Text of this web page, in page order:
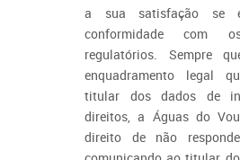
a sua satisfação se
conformidade com
regulatórios. Sempre
enquadramento legal
titular dos dados de
direitos, a Águas do
direito de não